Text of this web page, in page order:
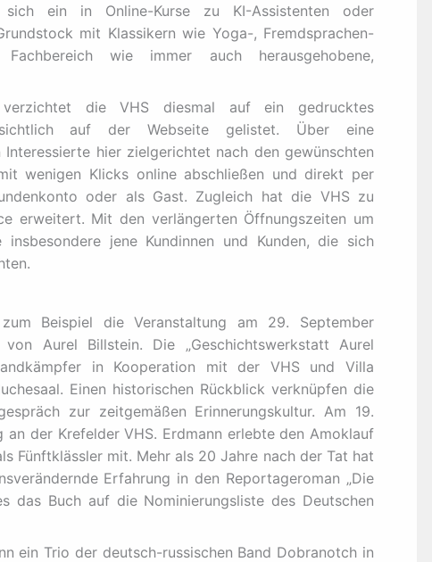
ein in Online-Kurse zu KI-Assistenten oder
mit Klassikern wie Yoga-, Fremdsprachen-
wie immer auch herausgehobene,
die VHS diesmal auf ein gedrucktes
auf der Webseite gelistet. Über eine
hier zielgerichtet nach den gewünschten
wenigen Klicks online abschließen und direkt per
oder als Gast. Zugleich hat die VHS zu
erweitert. Mit den verlängerten Öffnungszeiten um
jene Kundinnen und Kunden, die sich
Beispiel die Veranstaltung am 29. September
Aurel Billstein. Die „Geschichtswerkstatt Aurel
in Kooperation mit der VHS und Villa
Einen historischen Rückblick verknüpfen die
zur zeitgemäßen Erinnerungskultur. Am 19.
an der Krefelder VHS. Erdmann erlebte den Amoklauf
Fünftklässler mit. Mehr als 20 Jahre nach der Tat hat
Erfahrung in den Reportageroman „Die
das Buch auf die Nominierungsliste des Deutschen
ein Trio der deutsch-russischen Band Dobranotch in